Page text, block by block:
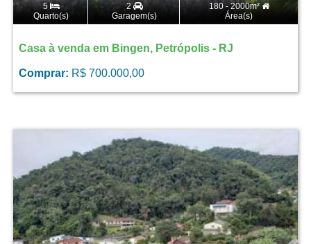
5
Quarto(s)
2
Garagem(s)
180 - 2000m²
Área(s)
Casa à venda em Bingen, Petrópolis - RJ
Comprar: R$ 700.000,00